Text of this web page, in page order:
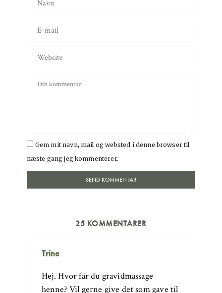
Gem mit navn, mail og websted i denne browser til
næste gang jeg kommenterer.
25 KOMMENTARER
Trine
Hej. Hvor får du gravidmassage
henne? Vil gerne give det som gave til